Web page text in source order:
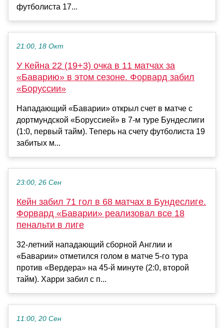
футболиста 17...
21:00, 18 Окт
У Кейна 22 (19+3) очка в 11 матчах за
«Баварию» в этом сезоне. Форвард забил
«Боруссии»
Нападающий «Баварии» открыл счет в матче с
дортмундской «Боруссией» в 7-м туре Бундеслиги
(1:0, первый тайм). Теперь на счету футболиста 19
забитых м...
23:00, 26 Сен
Кейн забил 71 гол в 68 матчах в Бундеслиге.
Форвард «Баварии» реализовал все 18
пенальти в лиге
32-летний нападающий сборной Англии и
«Баварии» отметился голом в матче 5-го тура
против «Вердера» на 45-й минуте (2:0, второй
тайм). Харри забил с п...
11:00, 20 Сен